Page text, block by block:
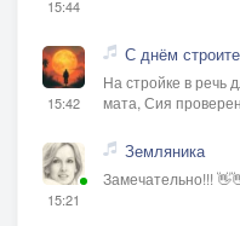
15:44
15:42
С днём
На стройке в речь
мата, Сия
15:21
Земляника
Замечательно!!!